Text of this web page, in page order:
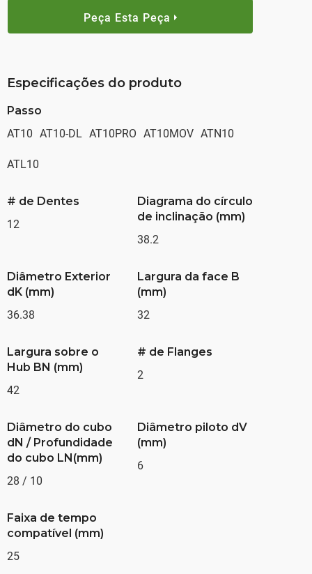
Peça Esta Peça
Especificações do produto
Passo
AT10 AT10-DL AT10PRO AT10MOV ATN10
ATL10
# de Dentes
12
Diagrama do círculo
de inclinação (mm)
38.2
Diâmetro Exterior
dK (mm)
36.38
Largura da face B
(mm)
32
Largura sobre o
Hub BN (mm)
42
# de Flanges
2
Diâmetro do cubo
dN / Profundidade
do cubo LN(mm)
28 / 10
Diâmetro piloto dV
(mm)
6
Faixa de tempo
compatível (mm)
25